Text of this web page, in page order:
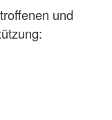
und